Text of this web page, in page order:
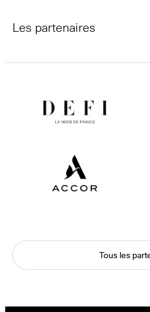
Les partenaires
Tous les